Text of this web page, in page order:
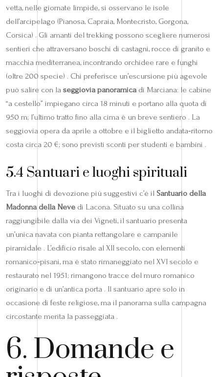
vetta, nelle giornate limpide, si osservano le isole
dell’arcipelago (Pianosa, Capraia, Montecristo, Gorgona,
Corsica) . Gli amanti del trekking possono scegliere numerosi
sentieri che attraversano boschi di castagni, rocce di granito e
macchia mediterranea, incontrando orchidee rare e funghi
(oltre 200 specie) . Chi preferisce un’escursione più agevole
può salire con la seggiovia panoramicadi Marciana: le cabine
“a cestello” impiegano circa 18 minuti e portano alla quota di
950 m; l’ultimo tratto fino alla cima è un breve sentiero . La
seggiovia opera da aprile a ottobre e il biglietto andata‑ritorno
costa circa 20 €; sono previsti sconti per studenti e bambini .
5.4 Santuari e luoghi spirituali
Tra i luoghi di devozione più suggestivi c’è il Santuario della
Madonna della Neve di Lacona. Situato su una collina
raggiungibile dalla via dei Vigneti, il santuario presenta
un’unica navata con pianta rettangolare e campanile
piramidale . L’edificio risale al XII secolo, con elementi
romanico‑pisani, ma è stato rimaneggiato nel XVI secolo e
restaurato nel 1951; rimangono tracce del muro romanico
originario e di un’antica porta . Il santuario apre solo in
occasione di feste religiose, ma il panorama sulla campagna
circostante merita la passeggiata .
6. Domande e